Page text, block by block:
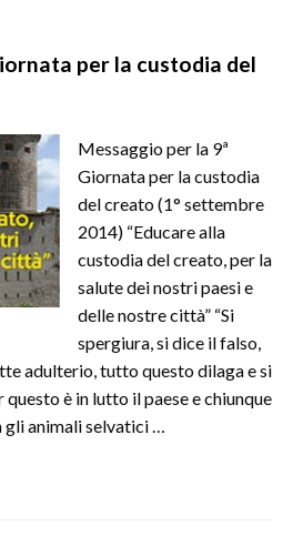
per la custodia del
Messaggio per la 9ª
Giornata per la custodia
del creato (1° settembre
2014) “Educare alla
custodia del creato, per la
salute dei nostri paesi e
delle nostre città” “Si
spergiura, si dice il falso,
adulterio, tutto questo dilaga e si
questo è in lutto il paese e chiunque
gli animali selvatici …